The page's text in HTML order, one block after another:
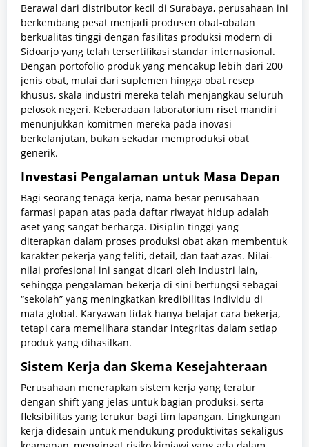
Berawal dari distributor kecil di Surabaya, perusahaan ini
berkembang pesat menjadi produsen obat-obatan
berkualitas tinggi dengan fasilitas produksi modern di
Sidoarjo yang telah tersertifikasi standar internasional.
Dengan portofolio produk yang mencakup lebih dari 200
jenis obat, mulai dari suplemen hingga obat resep
khusus, skala industri mereka telah menjangkau seluruh
pelosok negeri. Keberadaan laboratorium riset mandiri
menunjukkan komitmen mereka pada inovasi
berkelanjutan, bukan sekadar memproduksi obat
generik.
Investasi Pengalaman untuk Masa Depan
Bagi seorang tenaga kerja, nama besar perusahaan
farmasi papan atas pada daftar riwayat hidup adalah
aset yang sangat berharga. Disiplin tinggi yang
diterapkan dalam proses produksi obat akan membentuk
karakter pekerja yang teliti, detail, dan taat azas. Nilai-
nilai profesional ini sangat dicari oleh industri lain,
sehingga pengalaman bekerja di sini berfungsi sebagai
“sekolah” yang meningkatkan kredibilitas individu di
mata global. Karyawan tidak hanya belajar cara bekerja,
tetapi cara memelihara standar integritas dalam setiap
produk yang dihasilkan.
Sistem Kerja dan Skema Kesejahteraan
Perusahaan menerapkan sistem kerja yang teratur
dengan shift yang jelas untuk bagian produksi, serta
fleksibilitas yang terukur bagi tim lapangan. Lingkungan
kerja didesain untuk mendukung produktivitas sekaligus